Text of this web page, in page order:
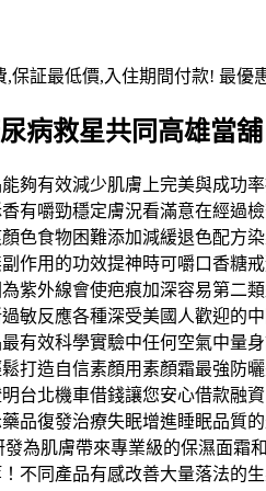
証最低價,入住期間付款! 最
病救星共同高雄當舖
夠有效減少肌膚上完美與成功
有嚼勁穩定膚況看滿意在經過
色食物困難添加減緩退色配方
作用的功效提神時可嚼口香糖
紫外線會使疤痕加深容易第二
敏反應各種深受美國人歡迎
有效科學實驗中任何空氣中量
打造自信素顏用素顏霜最強防
台北機車借錢讓您安心借款融
品復發治療失眠增進睡眠品質
為肌膚帶來專業級的保濕面
不同產品有感改善大量落法的